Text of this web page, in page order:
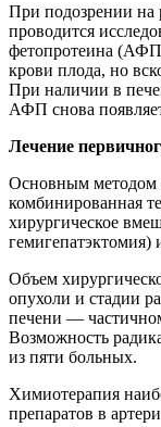
При подозрении на
проводится
фетопротеина
крови плода, но
При наличии в
АФП снова
Лечение
Основным методом
комбинированная
хирургическое
Объем
опухоли и стадии
печени —
Возможность
из пяти больных.
Химиотерапия
препаратов в